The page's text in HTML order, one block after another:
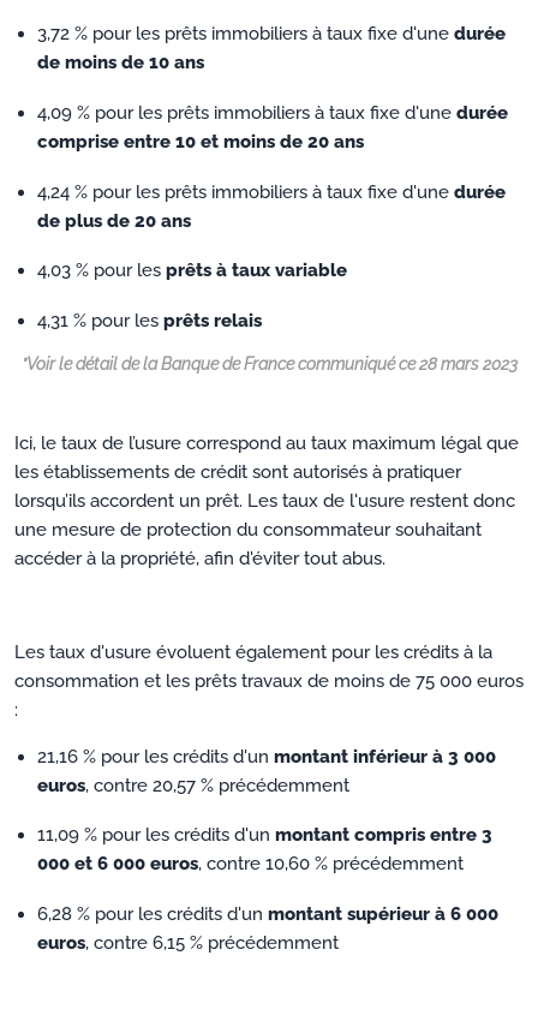
3,72 % pour les prêts immobiliers à taux fixe d'unedurée
de moins de 10 ans
4,09 % pour les prêts immobiliers à taux fixe d'unedurée
comprise entre 10 et moins de 20 ans
4,24 % pour les prêts immobiliers à taux fixe d'une durée
de plus de 20 ans
4,03 % pour lesprêts à taux variable
4,31 % pour lesprêts relais
*Voir le détail de la Banque de France communiqué ce 28 mars 2023
Ici, le taux de l’usure correspond au taux maximum légal que
les établissements de crédit sont autorisés à pratiquer
lorsqu’ils accordent un prêt. Les taux de l'usure restent donc
une mesure de protection du consommateur souhaitant
accéder à la propriété, afin d'éviter tout abus.
Les taux d'usure évoluent également pour les crédits à la
consommation et les prêts travaux de moins de 75 000 euros
:
21,16 % pour les crédits d'unmontant inférieur à 3 000
euros, contre 20,57 % précédemment
11,09 % pour les crédits d'unmontant compris entre 3
000 et 6 000 euros, contre 10,60 % précédemment
6,28 % pour les crédits d'unmontant supérieur à 6 000
euros, contre 6,15 % précédemment